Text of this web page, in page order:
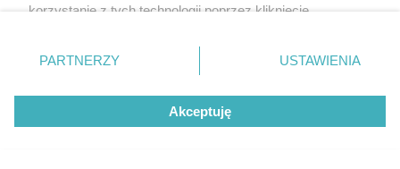
korzystanie z tych technologii poprzez kliknięcie
zmienić/wycofać klikając przycisk ustawień prywatności
znajdujący się w lewym dolnym rogu strony
rodzaje przetwarzania danych nie wymagają zgody
użytkownika, ale masz prawo sprzeciwić się takiemu
przetwarzaniu. Preferencje będą miały zastosowanie tylko
PARTNERZY USTAWIENIA
Akceptuję